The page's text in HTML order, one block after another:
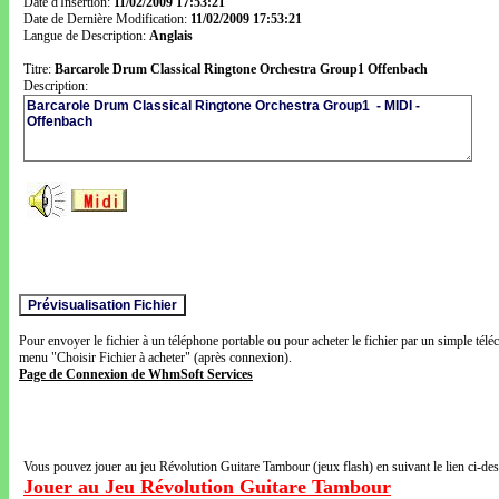
Date de Dernière Modification: 11/02/2009 17:53:21
Langue de Description: Anglais
Titre: Barcarole Drum Classical Ringtone Orchestra Group1 Offenbach
Description:
Pour envoyer le fichier à un téléphone portable ou pour acheter le fichier par un simple
menu "Choisir Fichier à acheter" (après connexion).
Page de Connexion de WhmSoft Services
Vous pouvez jouer au jeu Révolution Guitare Tambour (jeux flash) en suivant le lien ci-
Jouer au Jeu Révolution Guitare Tambour